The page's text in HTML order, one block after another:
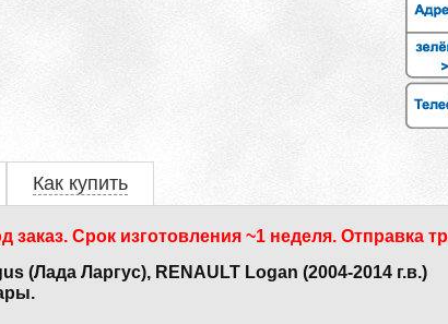
Как купить
заказ. Срок изготовления ~1 неделя. Отправка
Ларгус), RENAULT Logan (2004-2014 г.в.)